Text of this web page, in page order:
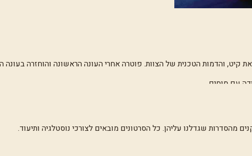
קיט, והדמות הטכנית של הצוות. פוטרה אחרי העונה הראשונה והוחזרה
עם סוסים.
מהסדרות שגדלנו עליהן. כל הסרטונים מובאים לצורכי נוסטלגיה ותיעוד.